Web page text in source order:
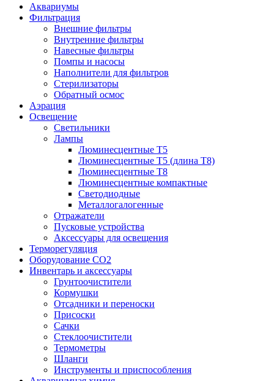
Аквариумы
Фильтрация
Внешние фильтры
Внутренние фильтры
Навесные фильтры
Помпы и насосы
Наполнители для фильтров
Стерилизаторы
Обратный осмос
Аэрация
Освещение
Светильники
Лампы
Люминесцентные T5
Люминесцентные T5 (длина T8)
Люминесцентные T8
Люминесцентные компактные
Светодиодные
Металлогалогенные
Отражатели
Пусковые устройства
Аксессуары для освещения
Терморегуляция
Оборудование CO2
Инвентарь и аксессуары
Грунтоочистители
Кормушки
Отсадники и переноски
Присоски
Сачки
Стеклоочистители
Термометры
Шланги
Инструменты и приспособления